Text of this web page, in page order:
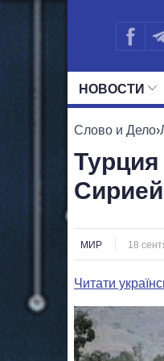
НОВОСТИ
Слово и Дело›
Турция
Сирией
МИР 18
Читати